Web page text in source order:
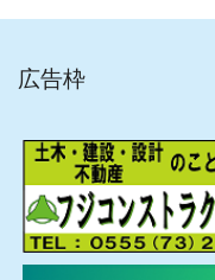
広告枠